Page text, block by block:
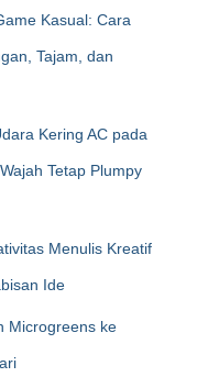
Kasual: Cara
Tajam, dan
Kering AC pada
Tetap Plumpy
Menulis Kreatif
Ide
Microgreens ke